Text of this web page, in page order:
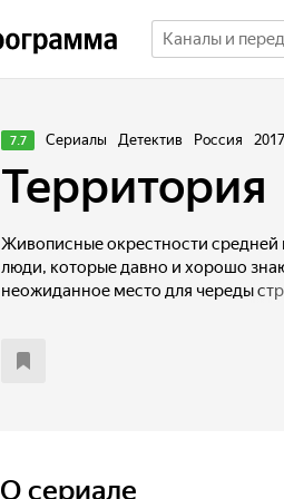
7.7 Сериалы Детектив Россия 2017
Территория
Живописные окрестности средней
люди, которые давно и хорошо
неожиданное место для череды
имени Савва. Точнее, это его
тонко чувствуя его одиночество и
O сериале